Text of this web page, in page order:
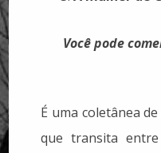
Você pode
É uma coletânea
que transita